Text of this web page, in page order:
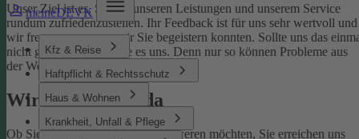
meineDEVK
Kfz & Reise
Haftpflicht & Rechtsschutz
Haus & Wohnen
Krankheit, Unfall & Pflege
Unser Ziel ist es, Sie mit unseren Leistungen und unserem Service
rundum zufriedenzustellen. Ihr Feedback ist für uns sehr wertvoll und
wir freuen uns, wenn wir Sie begeistern konnten. Sollte uns das
nicht gelingen, sagen Sie es uns. Denn nur so können Probleme aus
der Welt geschafft werden.
Wir sind für Sie da
Ob Sie uns loben oder sich beschweren möchten, Sie erreichen uns